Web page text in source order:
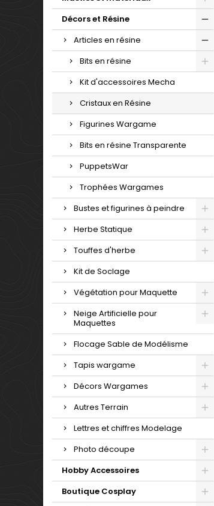
Décors et Résine
Articles en résine
Bits en résine
Kit d'accessoires Mecha
Cristaux en Résine
Figurines Wargame
Bits en résine Transparente
PuppetsWar
Trophées Wargames
Bustes et figurines à peindre
Herbe Statique
Touffes d'herbe
Kit de Soclage
Végétation pour Maquette
Neige Artificielle pour
Maquettes
Flocage Sable de Modélisme
Tapis wargame
Décors Wargames
Autres Terrain
Lettres et chiffres Modelage
Photo découpe
Hobby Accessoires
Boutique Cosplay